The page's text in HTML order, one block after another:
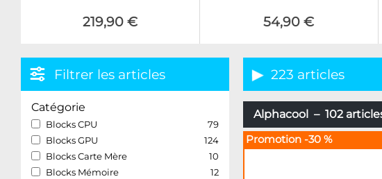
219,90 € 54,90 €
Filtrer les articles
Catégorie
Blocks CPU
79
Blocks GPU
124
Blocks Carte Mère
10
Blocks Mémoire
12
223 articles
Alphacool – 102
Promotion -30 %